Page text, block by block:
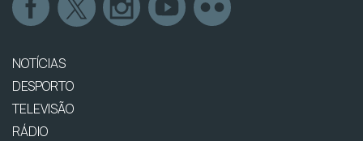
NOTÍCIAS
DESPORTO
TELEVISÃO
RÁDIO